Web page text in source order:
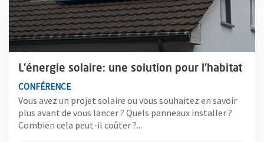
L'énergie solaire: une solution pour l'habitat
CONFÉRENCE
Vous avez un projet solaire ou vous souhaitez en savoir
plus avant de vous lancer ? Quels panneaux installer ?
Combien cela peut-il coûter ?...